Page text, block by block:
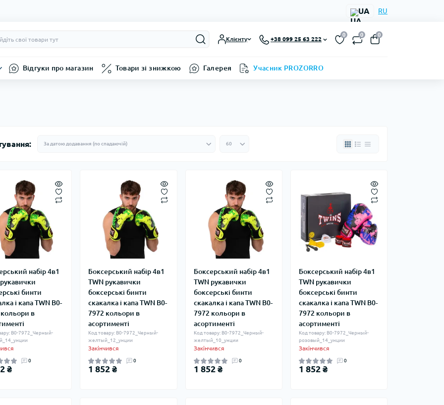
UA RU
Клієнту +38 099 25 63 222
0 0 0
Відгуки про магазин Товари зі знижкою Галерея Учасник PROZORRO
набір 4в1
бинти
і капа TWN B0-
в
B0-7972_Черный-
0
₴
Боксерський набір 4в1
TWN рукавички
боксерські бинти
скакалка і капа TWN B0-
7972 кольори в
асортименті
Код товару: B0-7972_Черный-
желтый_12_унции
Закінчився
0
1 852 ₴
Боксерський набір 4в1
TWN рукавички
боксерські бинти
скакалка і капа TWN B0-
7972 кольори в
асортименті
Код товару: B0-7972_Черный-
желтый_10_унции
Закінчився
0
1 852 ₴
Боксерський набір 4в1
TWN рукавички
боксерські бинти
скакалка і капа TWN B0-
7972 кольори в
асортименті
Код товару: B0-7972_Черный-
розовый_14_унции
Закінчився
0
1 852 ₴